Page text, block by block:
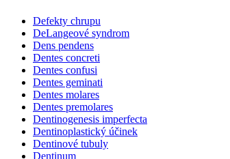
Defekty chrupu
DeLangeové syndrom
Dens pendens
Dentes concreti
Dentes confusi
Dentes geminati
Dentes molares
Dentes premolares
Dentinogenesis imperfecta
Dentinoplastický účinek
Dentinové tubuly
Dentinum